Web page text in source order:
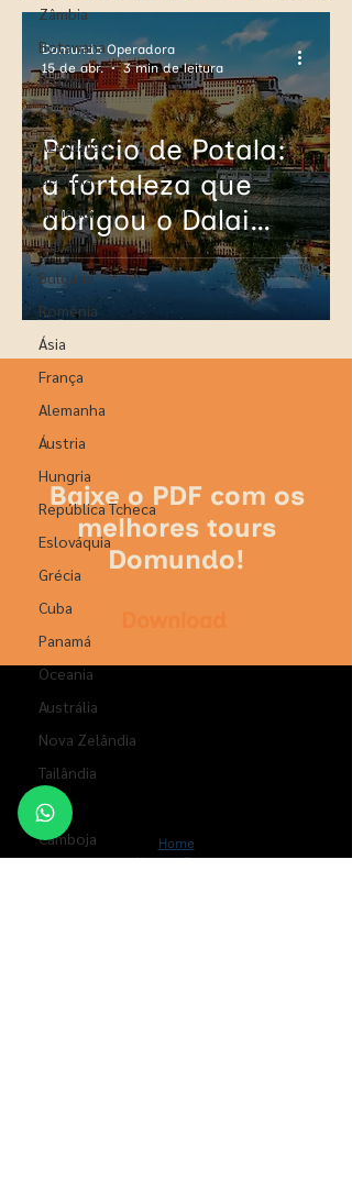
Zâmbia
Botswana
Cruzeiro
Croácia
Azerbaijão
Geórgia
Armênia
Itália
Bulgária
Romênia
Ásia
França
Alemanha
Áustria
Hungria
República Tcheca
Eslováquia
Grécia
Cuba
Panamá
Oceania
Austrália
Nova Zelândia
Tailândia
Laos
Camboja
Palácio de Potala:
a fortaleza que
abrigou o Dalai
Lama por três
séculos
Domundo Operadora
15 de abr.
3 min de leitura
Baixe o PDF com os
melhores tours
Domundo!
Home
Nossos Tours